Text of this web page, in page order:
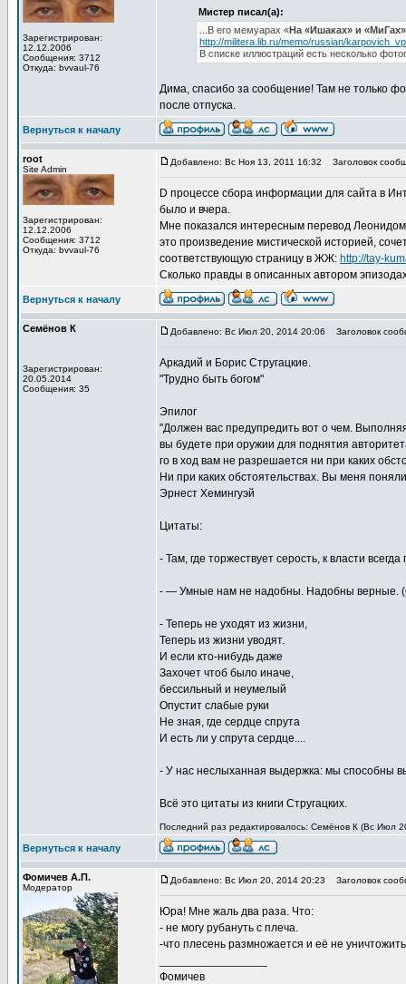
Зарегистрирован:
12.12.2006
Сообщения: 3712
Откуда: bvvaul-76
Мистер писал(а):
...В его мемуарах «На «Ишаках» и
http://militera.lib.ru/memo/russian/
В списке иллюстраций есть несколько
Дима, спасибо за сообщение! Там не только
после отпуска.
Вернуться к началу
root
Site Admin
Зарегистрирован:
12.12.2006
Сообщения: 3712
Откуда: bvvaul-76
Добавлено: Вс Ноя 13, 2011 16:32 Заголовок
D процессе сбора информации для сайта в
было и вчера.
Мне показался интересным перевод
это произведение мистической историей,
соответствующую страницу в ЖЖ: http://tay-
Сколько правды в описанных автором
Вернуться к началу
Семёнов К
Зарегистрирован:
20.05.2014
Сообщения: 35
Добавлено: Вс Июл 20, 2014 20:06 Заголовок
Аркадий и Борис Стругацкие.
"Трудно быть богом"
Эпилог
"Должен вас предупредить вот о чем.
вы будете при оружии для поднятия
го в ход вам не разрешается ни при каких
Ни при каких обстоятельствах. Вы меня
Эрнест Хемингуэй
Цитаты:
- Там, где торжествует серость, к власти
- — Умные нам не надобны. Надобны верные.
- Теперь не уходят из жизни,
Теперь из жизни уводят.
И если кто-нибудь даже
Захочет чтоб было иначе,
бессильный и неумелый
Опустит слабые руки
Не зная, где сердце спрута
И есть ли у спрута сердце....
- У нас неслыханная выдержка: мы способны
Всё это цитаты из книги Стругацких.
Последний раз редактировалось: Семёнов К (Вс Июл
Вернуться к началу
Фомичев А.П.
Модератор
Добавлено: Вс Июл 20, 2014 20:23 Заголовок
Юра! Мне жаль два раза. Что:
- не могу рубануть с плеча.
-что плесень размножается и её не
Фомичев